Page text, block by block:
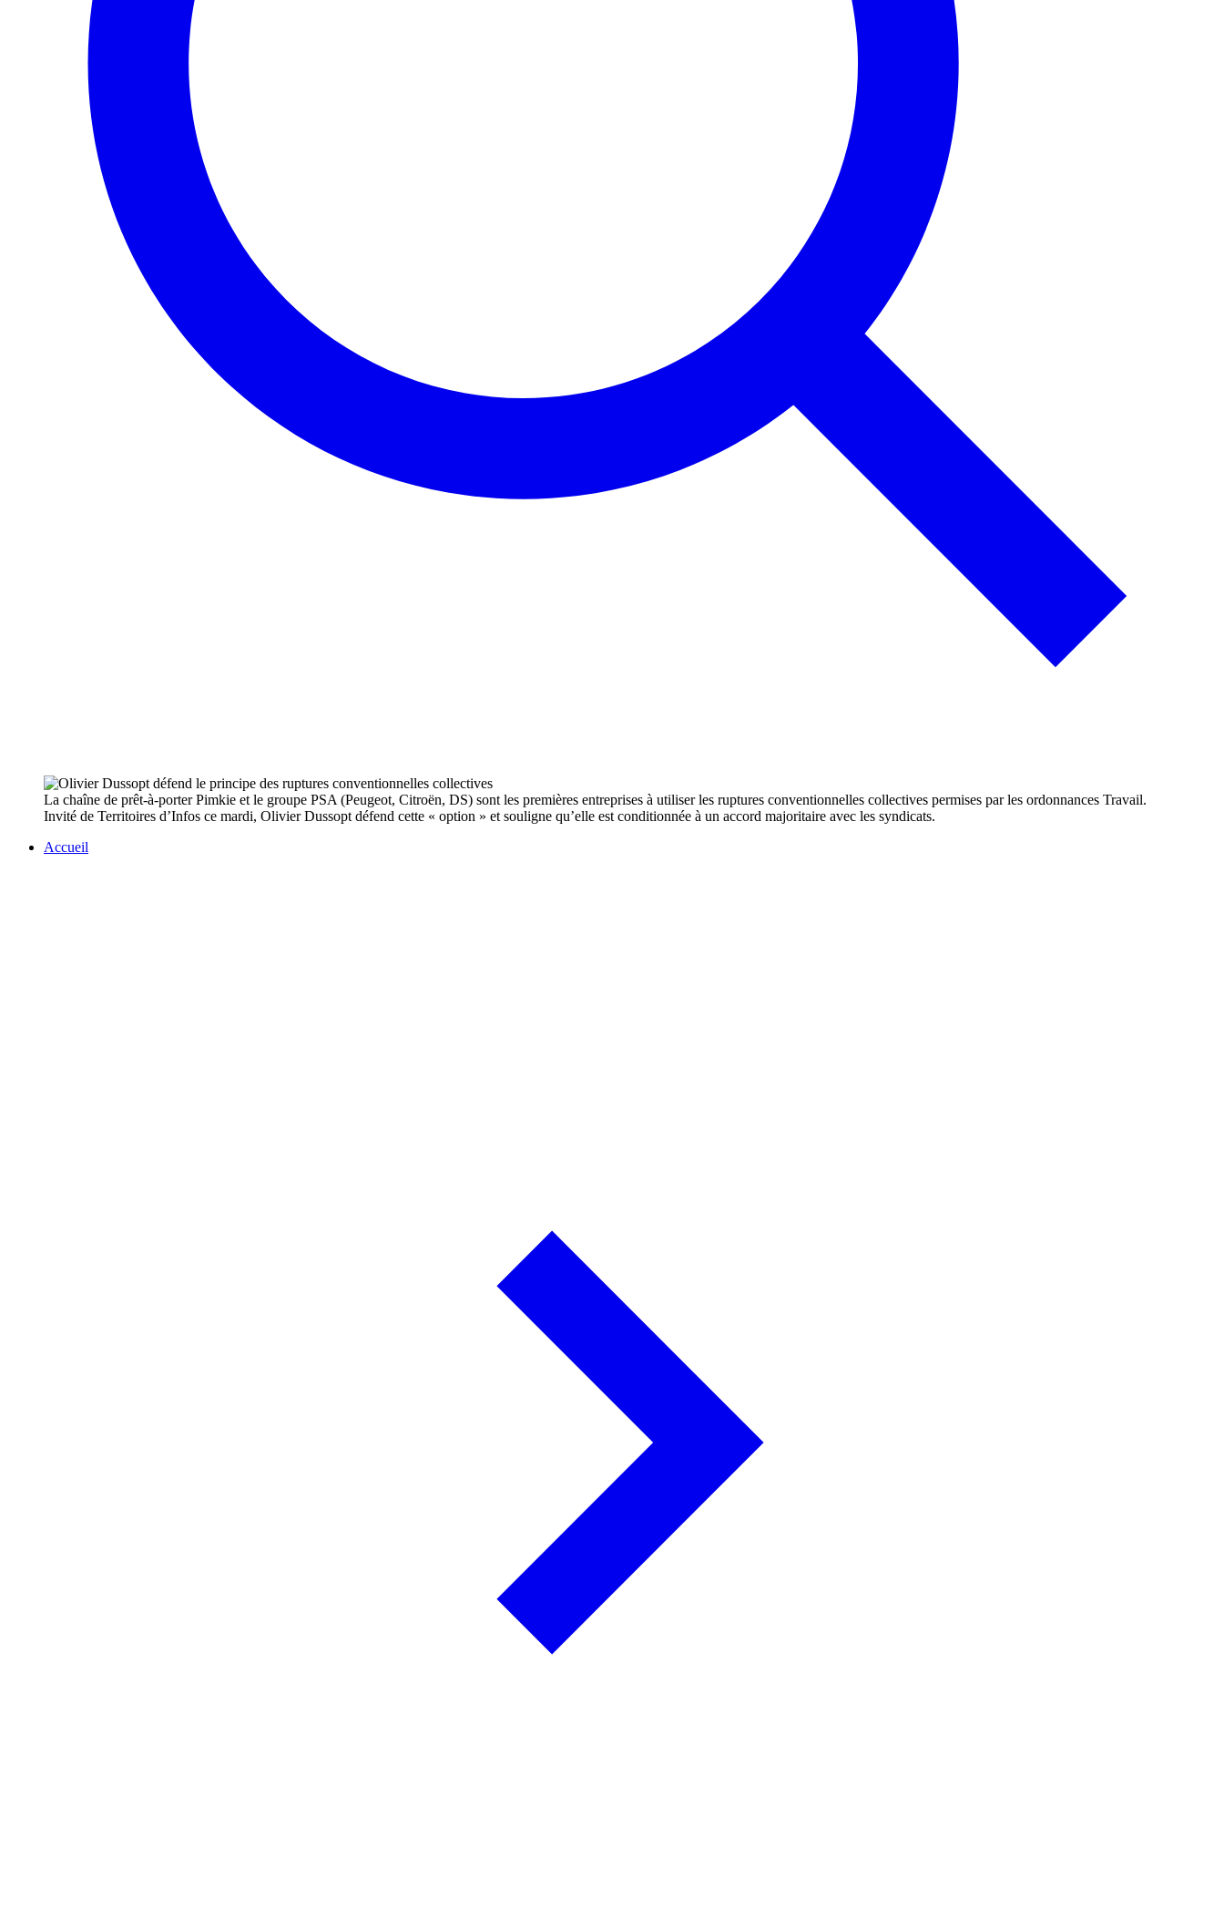
La chaîne de prêt-à-porter Pimkie et le groupe PSA (Peugeot, Citroën, DS) sont les premières entreprises à utiliser les ruptures conventionnelles collectives permises par les ordonnances Travail.
Invité de Territoires d’Infos ce mardi, Olivier Dussopt défend cette « option » et souligne qu’elle est conditionnée à un accord majoritaire avec les syndicats.
Accueil